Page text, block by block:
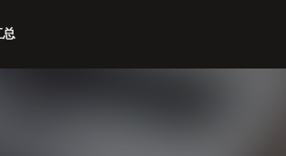
总